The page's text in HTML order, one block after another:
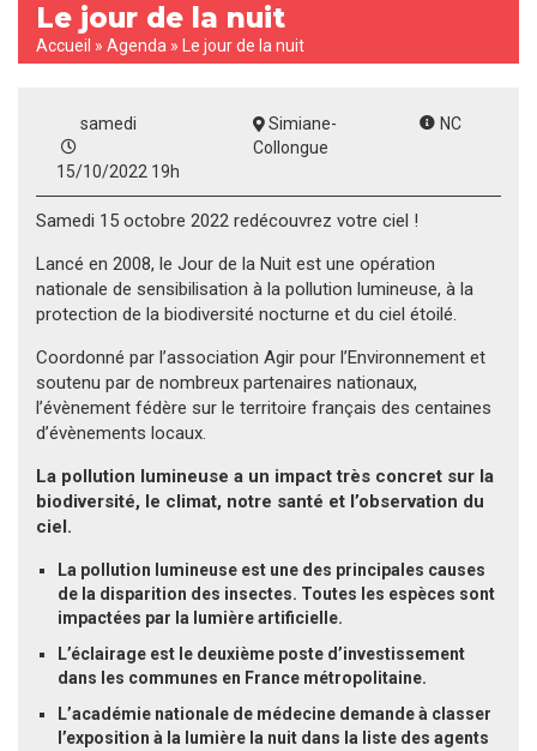
Le jour de la nuit
Accueil » Agenda » Le jour de la nuit
samedi
15/10/2022 19h
Simiane-
Collongue
NC
Samedi 15 octobre 2022 redécouvrez votre ciel !
Lancé en 2008, le Jour de la Nuit est une opération
nationale de sensibilisation à la pollution lumineuse, à la
protection de la biodiversité nocturne et du ciel étoilé.
Coordonné par l’association Agir pour l’Environnement et
soutenu par de nombreux partenaires nationaux,
l’évènement fédère sur le territoire français des centaines
d’évènements locaux.
La pollution lumineuse a un impact très concret sur la
biodiversité, le climat, notre santé et l’observation du
ciel.
La pollution lumineuse est une des principales causes
de la disparition des insectes. Toutes les espèces sont
impactées par la lumière artificielle.
L’éclairage est le deuxième poste d’investissement
dans les communes en France métropolitaine.
L’académie nationale de médecine demande à classer
l’exposition à la lumière la nuit dans la liste des agents